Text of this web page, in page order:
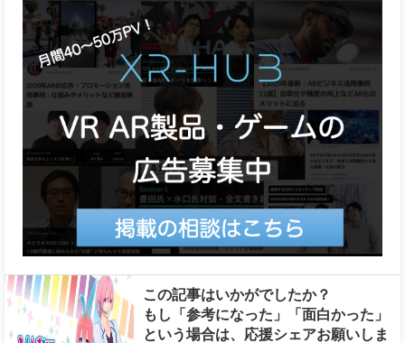
この記事はいかがでしたか？
もし「参考になった」「面白かった」
という場合は、応援シェアお願いしま